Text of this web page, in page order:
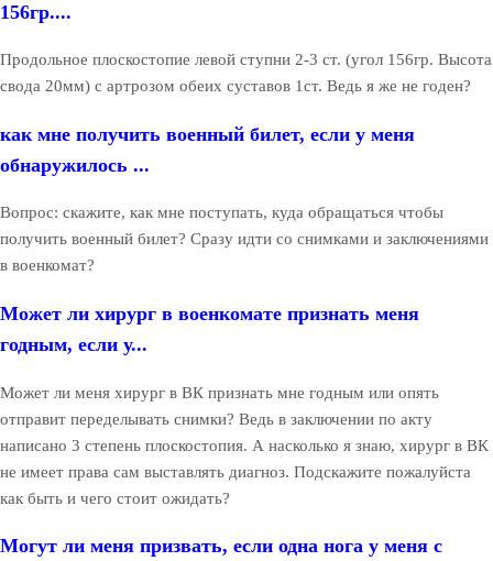
156гр....
Продольное плоскостопие левой ступни 2-3 ст. (угол 156гр. Высота
свода 20мм) с артрозом обеих суставов 1ст. Ведь я же не годен?
как мне получить военный билет, если у меня
обнаружилось ...
Вопрос: скажите, как мне поступать, куда обращаться чтобы
получить военный билет? Сразу идти со снимками и заключениями
в военкомат?
Может ли хирург в военкомате признать меня
годным, если у...
Может ли меня хирург в ВК признать мне годным или опять
отправит переделывать снимки? Ведь в заключении по акту
написано 3 степень плоскостопия. А насколько я знаю, хирург в ВК
не имеет права сам выставлять диагноз. Подскажите пожалуйста
как быть и чего стоит ожидать?
Могут ли меня призвать, если одна нога у меня с